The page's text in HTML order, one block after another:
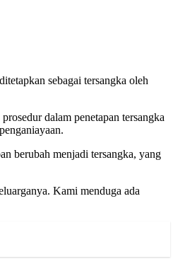
sebagai tersangka oleh
dalam penetapan tersangka
berubah menjadi tersangka, yang
Kami menduga ada